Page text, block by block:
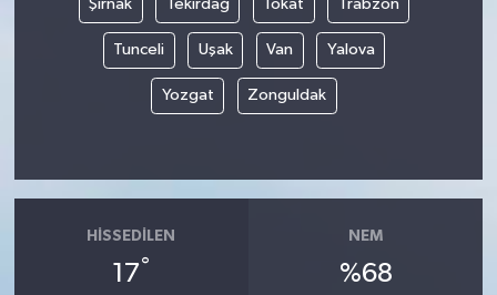
Şırnak Tekirdağ Tokat Trabzon
Tunceli Uşak Van Yalova
Yozgat Zonguldak
HISSEDILEN
17°
NEM
%68